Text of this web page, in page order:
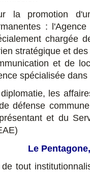
la promotion
:
chargée
stratégique et
et de
spécialisée
les
défense
et du
Le
tout